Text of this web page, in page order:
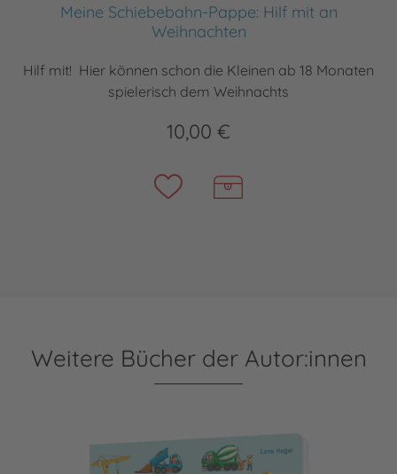
Meine Schiebebahn-Pappe: Hilf mit an
Weihnachten
Hilf mit! Hier können schon die Kleinen ab 18 Monaten
spielerisch dem Weihnachts
10,00 €
Weitere Bücher der Autor:innen